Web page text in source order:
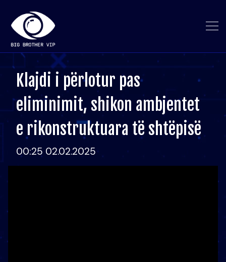
Klajdi i përlotur pas
eliminimit, shikon ambjentet
e rikonstruktuara të shtëpisë
00:25 02.02.2025